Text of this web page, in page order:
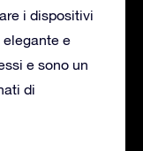
i dispositivi
e
e sono un
di